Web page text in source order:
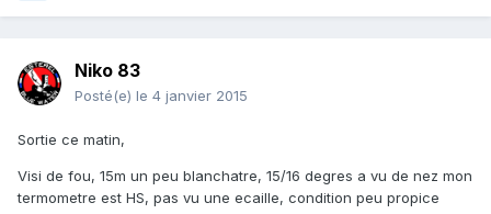
Niko 83
Posté(e) le 4 janvier 2015
Sortie ce matin,
Visi de fou, 15m un peu blanchatre, 15/16 degres a vu de nez mon
termometre est HS, pas vu une ecaille, condition peu propice